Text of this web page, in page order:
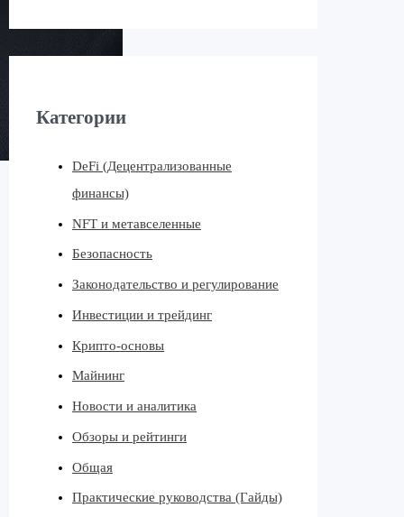
Категории
DeFi (Децентрализованные
финансы)
NFT и метавселенные
Безопасность
Законодательство и регулирование
Инвестиции и трейдинг
Крипто-основы
Майнинг
Новости и аналитика
Обзоры и рейтинги
Общая
Практические руководства (Гайды)